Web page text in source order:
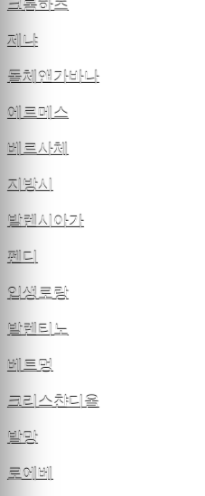
크롬하츠
제냐
돌체앤가바나
에르메스
베르사체
지방시
발렌시아가
펜디
입생로랑
발렌티노
베트멍
크리스챤디올
발망
로에베